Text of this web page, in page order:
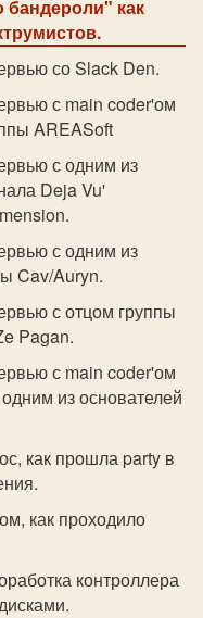
бандероли" как
со Slack Den.
с main coder'ом
AREASoft
с одним из
Deja Vu'
с одним из
Cav/Auryn.
с отцом группы
Pagan.
с main coder'ом
из основателей
как прошла party в
как проходило
контроллера